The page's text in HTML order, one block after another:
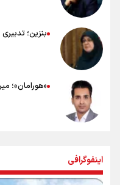
بنزین؛
«هورامان»؛
اینفوگرافی